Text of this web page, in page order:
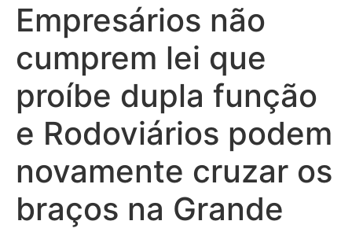
Empresários não
cumprem lei que
proíbe dupla função
e Rodoviários podem
novamente cruzar os
braços na Grande